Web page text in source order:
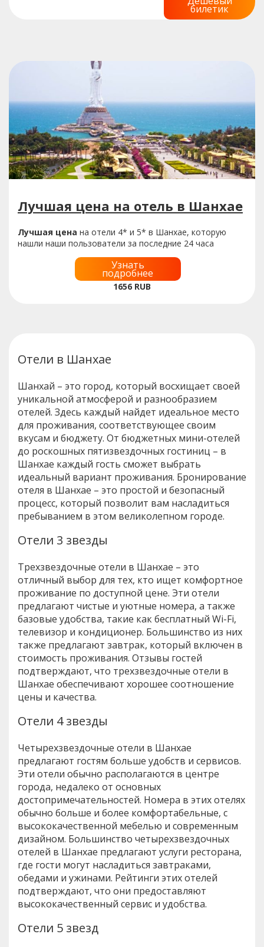
билетик
Лучшая цена на отель в Шанхае
Лучшая цена на отели 4* и 5* в Шанхае, которую
нашли наши пользователи за последние 24 часа
Узнать
подробнее
1656 RUB
Отели в Шанхае
Шанхай – это город, который восхищает своей
уникальной атмосферой и разнообразием
отелей. Здесь каждый найдет идеальное место
для проживания, соответствующее своим
вкусам и бюджету. От бюджетных мини-отелей
до роскошных пятизвездочных гостиниц – в
Шанхае каждый гость сможет выбрать
идеальный вариант проживания. Бронирование
отеля в Шанхае – это простой и безопасный
процесс, который позволит вам насладиться
пребыванием в этом великолепном городе.
Отели 3 звезды
Трехзвездочные отели в Шанхае – это
отличный выбор для тех, кто ищет комфортное
проживание по доступной цене. Эти отели
предлагают чистые и уютные номера, а также
базовые удобства, такие как бесплатный Wi-Fi,
телевизор и кондиционер. Большинство из них
также предлагают завтрак, который включен в
стоимость проживания. Отзывы гостей
подтверждают, что трехзвездочные отели в
Шанхае обеспечивают хорошее соотношение
цены и качества.
Отели 4 звезды
Четырехзвездочные отели в Шанхае
предлагают гостям больше удобств и сервисов.
Эти отели обычно располагаются в центре
города, недалеко от основных
достопримечательностей. Номера в этих отелях
обычно больше и более комфортабельные, с
высококачественной мебелью и современным
дизайном. Большинство четырехзвездочных
отелей в Шанхае предлагают услуги ресторана,
где гости могут насладиться завтраками,
обедами и ужинами. Рейтинги этих отелей
подтверждают, что они предоставляют
высококачественный сервис и удобства.
Отели 5 звезд